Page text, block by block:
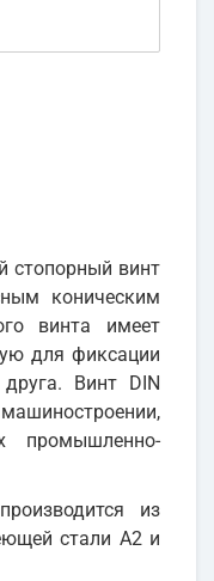
стопорный винт
коническим
винта имеет
для фиксации
Винт DIN
промышленно-
из
стали А2 и